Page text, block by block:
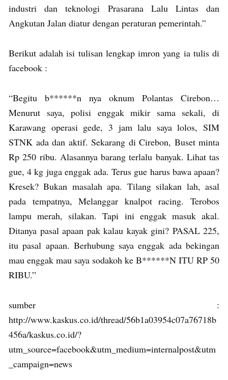
industri dan teknologi Prasarana Lalu Lintas dan
Angkutan Jalan diatur dengan peraturan pemerintah.”
Berikut adalah isi tulisan lengkap imron yang ia tulis di
facebook :
“Begitu b******n nya oknum Polantas Cirebon…
Menurut saya, polisi enggak mikir sama sekali, di
Karawang operasi gede, 3 jam lalu saya lolos, SIM
STNK ada dan aktif. Sekarang di Cirebon, Buset minta
Rp 250 ribu. Alasannya barang terlalu banyak. Lihat tas
gue, 4 kg juga enggak ada. Terus gue harus bawa apaan?
Kresek? Bukan masalah apa. Tilang silakan lah, asal
pada tempatnya, Melanggar knalpot racing. Terobos
lampu merah, silakan. Tapi ini enggak masuk akal.
Ditanya pasal apaan pak kalau kayak gini? PASAL 225,
itu pasal apaan. Berhubung saya enggak ada bekingan
mau enggak mau saya sodakoh ke B******N ITU RP 50
RIBU.”
sumber :
http://www.kaskus.co.id/thread/56b1a03954c07a76718b
456a/kaskus.co.id/?
utm_source=facebook&utm_medium=internalpost&utm
_campaign=news